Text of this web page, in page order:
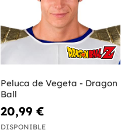
Peluca de Vegeta - Dragon
Ball
20,99 €
DISPONIBLE